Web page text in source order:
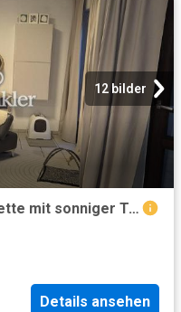
12 bilder
Charmante 3 Zimmer Maisonette mit sonniger Terrasse – provisionsfrei in Ramersdorf Perlach
Details ansehen